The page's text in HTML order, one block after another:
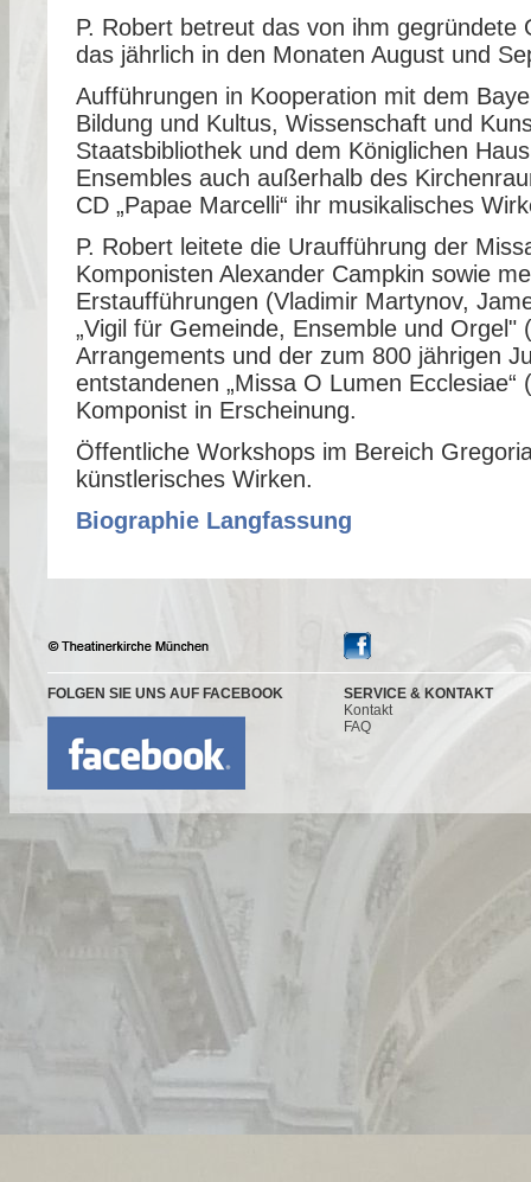
P. Robert betreut das von ihm gegründete
das jährlich in den Monaten August und
Aufführungen in Kooperation mit dem
Bildung und Kultus, Wissenschaft und
Staatsbibliothek und dem Königlichen
Ensembles auch außerhalb des
CD „Papae Marcelli“ ihr musikalisches
P. Robert leitete die Uraufführung der
Komponisten Alexander Campkin sowie
Erstaufführungen (Vladimir Martynov,
„Vigil für Gemeinde, Ensemble und Orgel"
Arrangements und der zum 800 jährigen
entstandenen „Missa O Lumen
Komponist in Erscheinung.
Öffentliche Workshops im Bereich
künstlerisches Wirken.
Biographie Langfassung
FOLGEN SIE UNS AUF FACEBOOK
SERVICE & KONTAKT
Kontakt
FAQ